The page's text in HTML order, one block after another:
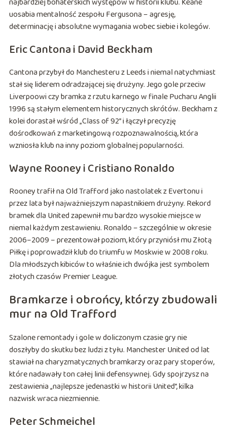
uosabia mentalność zespołu Fergusona – agresję,
determinację i absolutne wymagania wobec siebie i kolegów.
Eric Cantona i David Beckham
Cantona przybył do Manchesteru z Leeds i niemal natychmiast
stał się liderem odradzającej się drużyny. Jego gole przeciw
Liverpoo­wi czy bramka z rzutu karnego w finale Pucharu Anglii
1996 są stałym elementem historycznych skrótów. Beckham z
kolei dorastał wśród „Class of 92” i łączył precyzję
dośrodkowań z marketingową rozpoznawalnością, która
wzniosła klub na inny poziom globalnej popularności.
Wayne Rooney i Cristiano Ronaldo
Rooney trafił na Old Trafford jako nastolatek z Evertonu i
przez lata był najważniejszym napastnikiem drużyny. Rekord
bramek dla United zapewnił mu bardzo wysokie miejsce w
niemal każdym zestawieniu. Ronaldo – szczególnie w okresie
2006–2009 – prezentował poziom, który przyniósł mu Złotą
Piłkę i poprowadził klub do triumfu w Moskwie w 2008 roku.
Dla młodszych kibiców to właśnie ich dwójka jest symbolem
złotych czasów Premier League.
Bramkarze i obrońcy, którzy zbudowali
mur na Old Trafford
Szalone remontady i gole w doliczonym czasie gry nie
doszłyby do skutku bez ludzi z tyłu. Manchester United od lat
stawiał na charyzmatycznych bramkarzy oraz pary stoperów,
które nadawały ton całej linii defensywnej. Gdy spojrzysz na
zestawienia „najlepsze jedenastki w historii United”, kilka
nazwisk wraca niezmiennie.
Peter Schmeichel